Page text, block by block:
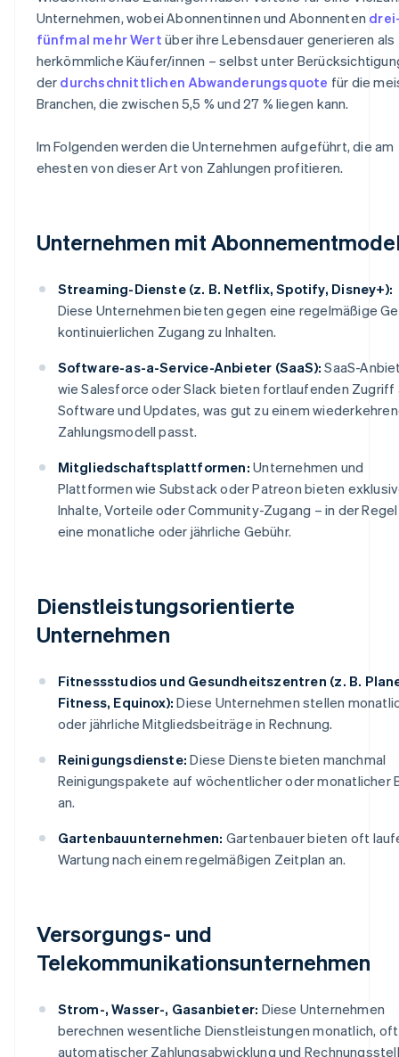
Unternehmen, wobei Abonnentinnen und Abonnenten
fünfmal mehr Wert über ihre Lebensdauer generieren als
herkömmliche Käufer/innen – selbst unter
der durchschnittlichen Abwanderungsquote für die
Branchen, die zwischen 5,5 % und 27 % liegen kann.
Im Folgenden werden die Unternehmen aufgeführt, die am
ehesten von dieser Art von Zahlungen profitieren.
Unternehmen mit
Streaming-Dienste (z. B. Netflix, Spotify, Disney+):
Diese Unternehmen bieten gegen eine regelmäßige
kontinuierlichen Zugang zu Inhalten.
Software-as-a-Service-Anbieter (SaaS): SaaS-
wie Salesforce oder Slack bieten fortlaufenden Zugriff
Software und Updates, was gut zu einem
Zahlungsmodell passt.
Mitgliedschaftsplattformen: Unternehmen und
Plattformen wie Substack oder Patreon bieten
Inhalte, Vorteile oder Community-Zugang – in der
eine monatliche oder jährliche Gebühr.
Dienstleistungsorientierte
Unternehmen
Fitnessstudios und Gesundheitszentren (z. B.
Fitness, Equinox): Diese Unternehmen stellen
oder jährliche Mitgliedsbeiträge in Rechnung.
Reinigungsdienste: Diese Dienste bieten manchmal
Reinigungspakete auf wöchentlicher oder monatlicher
an.
Gartenbauunternehmen: Gartenbauer bieten oft
Wartung nach einem regelmäßigen Zeitplan an.
Versorgungs- und
Telekommunikationsunternehmen
Strom-, Wasser-, Gasanbieter: Diese Unternehmen
berechnen wesentliche Dienstleistungen monatlich,
automatischer Zahlungsabwicklung und